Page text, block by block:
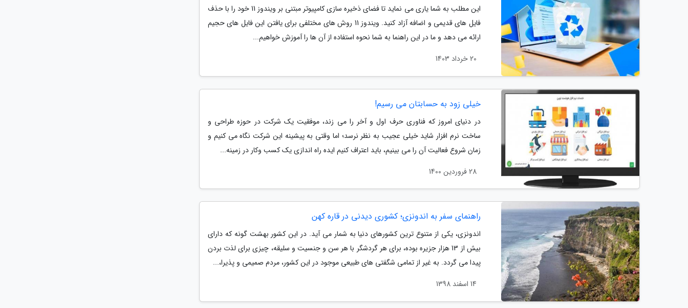
این مطلب به شما یاری می نماید تا فضای ذخیره سازی کامپیوتر مبتنی بر ویندوز 11 خود را با حذف
فایل های قدیمی و اضافه آزاد کنید. ویندوز 11 روش های مختلفی برای یافتن این فایل های حجیم
ارائه می دهد و ما در این راهنما به شما نحوه استفاده از آن ها را آموزش خواهیم...
20 خرداد 1403
خیلی زود به حسابتان می رسیم!
در دنیای امروز که فناوری حرف اول و آخر را می زند، موفقیت یک شرکت در حوزه طراحی و
ساخت نرم افزار شاید خیلی عجیب به نظر نرسد؛ اما وقتی به پیشینه این شرکت نگاه می کنیم و
زمان شروع فعالیت آن را می بینیم، باید اعتراف کنیم ایده راه اندازی یک کسب وکار در زمینه...
28 فروردین 1400
راهنمای سفر به اندونزی؛ کشوری دیدنی در قاره کهن
اندونزی، یکی از متنوع ترین کشورهای دنیا به شمار می آید. در این کشور بهشت گونه که دارای
بیش از 13 هزار جزیره بوده، برای هر گردشگر با هر سن و جنسیت و سلیقه، چیزی برای لذت بردن
پیدا می گردد. به غیر از تمامی شگفتی های طبیعی موجود در این کشور، مردم صمیمی و پذیرا،...
14 اسفند 1398